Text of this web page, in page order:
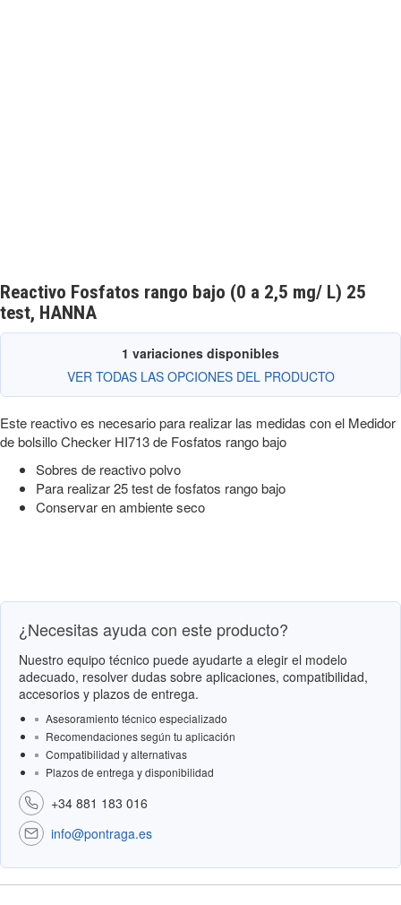
Reactivo Fosfatos rango bajo (0 a 2,5 mg/ L) 25
test, HANNA
1 variaciones disponibles
VER TODAS LAS OPCIONES DEL PRODUCTO
Este reactivo es necesario para realizar las medidas con el Medidor
de bolsillo Checker HI713 de Fosfatos rango bajo
Sobres de reactivo polvo
Para realizar 25 test de fosfatos rango bajo
Conservar en ambiente seco
¿Necesitas ayuda con este producto?
Nuestro equipo técnico puede ayudarte a elegir el modelo
adecuado, resolver dudas sobre aplicaciones, compatibilidad,
accesorios y plazos de entrega.
Asesoramiento técnico especializado
Recomendaciones según tu aplicación
Compatibilidad y alternativas
Plazos de entrega y disponibilidad
+34 881 183 016
info@pontraga.es